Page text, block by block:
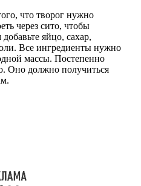
что творог нужно
через сито, чтобы
яйцо, сахар,
Все ингредиенты нужно
массы. Постепенно
Оно должно получиться